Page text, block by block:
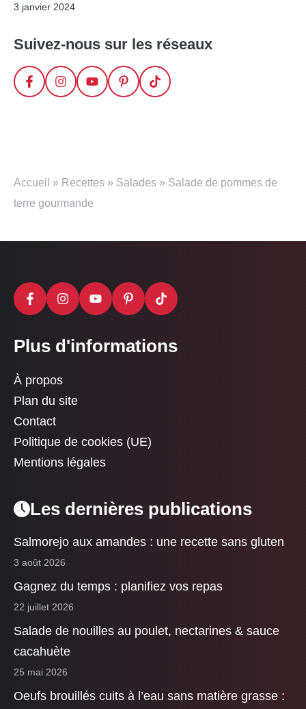
3 janvier 2024
Suivez-nous sur les réseaux
Accueil » Recettes » Salades » Salade de pommes de
terre gourmande
Plus d'informations
À propos
Plan du site
Contact
Politique de cookies (UE)
Mentions légales
Les dernières publications
Salmorejo aux amandes : une recette sans gluten
3 août 2026
Gagnez du temps : planifiez vos repas
22 juillet 2026
Salade de nouilles au poulet, nectarines & sauce
cacahuète
25 mai 2026
Oeufs brouillés cuits à l’eau sans matière grasse :